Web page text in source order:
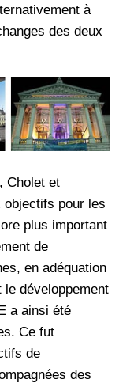
à
des deux
Cholet et
objectifs pour les
plus important
de
en adéquation
développement
a ainsi été
Ce fut
de
des